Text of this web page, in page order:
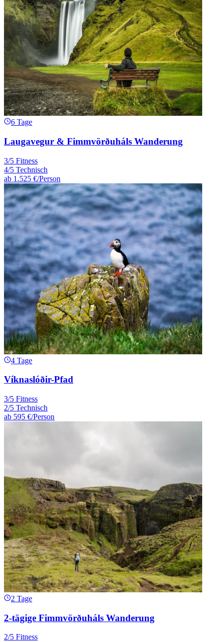
6 Tage
Laugavegur & Fimmvörðuháls Wanderung
3/5 Fitness
4/5 Technisch
ab 1.525 €/Person
4 Tage
Víknaslóðir-Pfad
3/5 Fitness
2/5 Technisch
ab 595 €/Person
2 Tage
2-tägige Fimmvörðuháls Wanderung
2/5 Fitness